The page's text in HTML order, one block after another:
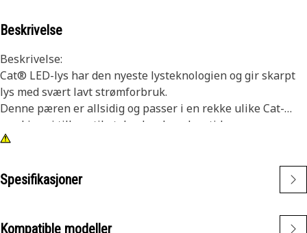
Beskrivelse
Beskrivelse:
Cat® LED-lys har den nyeste lysteknologien og gir skarpt
lys med svært lavt strømforbruk.
Denne pæren er allsidig og passer i en rekke ulike Cat-
maskiner i tillegg til at den har lang levetid.
Egenskaper:
• T-3 1/4 pærestørrelse
• 24 V
• Sokkelstørrelse W-2
Spesifikasjoner
Kompatible modeller